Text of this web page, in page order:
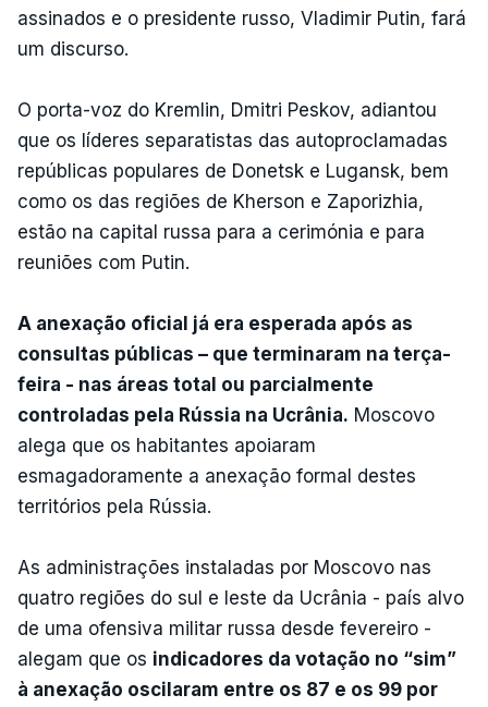
assinados e o presidente russo, Vladimir Putin, fará
um discurso.
O porta-voz do Kremlin, Dmitri Peskov, adiantou
que os líderes separatistas das autoproclamadas
repúblicas populares de Donetsk e Lugansk, bem
como os das regiões de Kherson e Zaporizhia,
estão na capital russa para a cerimónia e para
reuniões com Putin.
A anexação oficial já era esperada após as
consultas públicas – que terminaram na terça-
feira - nas áreas total ou parcialmente
controladas pela Rússia na Ucrânia. Moscovo
alega que os habitantes apoiaram
esmagadoramente a anexação formal destes
territórios pela Rússia.
As administrações instaladas por Moscovo nas
quatro regiões do sul e leste da Ucrânia - país alvo
de uma ofensiva militar russa desde fevereiro -
alegam que os indicadores da votação no “sim”
à anexação oscilaram entre os 87 e os 99 por